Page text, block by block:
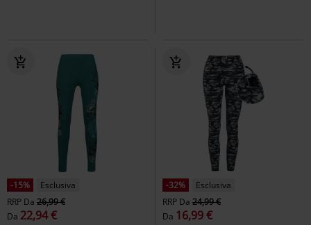
-15%
Esclusiva
RRP Da 26,99 €
Da 22,94 €
-32%
Esclusiva
RRP Da 24,99 €
Da 16,99 €